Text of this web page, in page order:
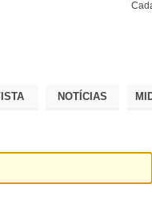
NOTÍCIAS